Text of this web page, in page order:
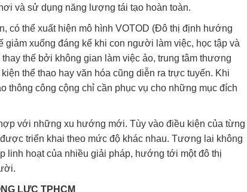
và sử dụng năng lượng tái tạo hoàn toàn.
có thể xuất hiện mô hình VOTOD (Đô thị định hướng
giảm xuống đáng kể khi con người làm việc, học tập và
thế bởi không gian làm việc ảo, trung tâm thương
thể thao hay văn hóa cũng diễn ra trực tuyến. Khi
thông công cộng chỉ cần phục vụ cho những mục đích
với những xu hướng mới. Tùy vào điều kiện của từng
triển khai theo mức độ khác nhau. Tương lai không
linh hoạt của nhiều giải pháp, hướng tới một đô thị
LỰC TPHCM